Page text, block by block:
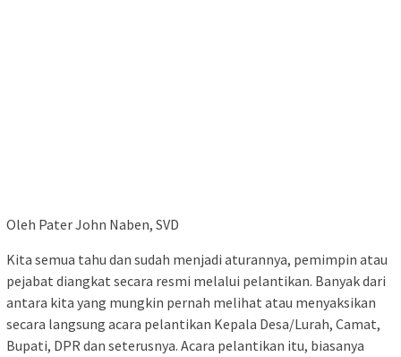
Oleh Pater John Naben, SVD
Kita semua tahu dan sudah menjadi aturannya, pemimpin atau
pejabat diangkat secara resmi melalui pelantikan. Banyak dari
antara kita yang mungkin pernah melihat atau menyaksikan
secara langsung acara pelantikan Kepala Desa/Lurah, Camat,
Bupati, DPR dan seterusnya. Acara pelantikan itu, biasanya